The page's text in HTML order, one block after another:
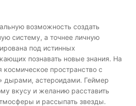
возможность создать
систему, а точнее личную
под истинных
познавать новые знания. На
космическое пространство с
дырами, астероидами. Геймер
вкусу и желанию расставить
и рассыпать звезды.